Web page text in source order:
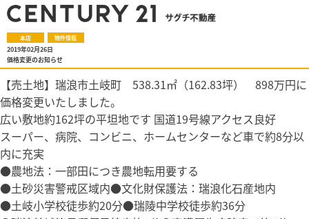
本店 物件情報
2019年02月26日
価格変更のお知らせ
【売土地】瑞浪市土岐町 538.31㎡（162.83坪） 898万円に
価格変更いたしました。
広い敷地約162坪の平坦地です 国道19号線アクセス良好
スーパー、病院、コンビニ、ホームセンターなど車で約8分以
内に充実
●農地法：一部田につき農地転用要する
●土砂災害警戒区域内●文化財保護法：瑞浪化石産地内
●土岐小学校徒歩約20分●瑞陵中学校徒歩約36分